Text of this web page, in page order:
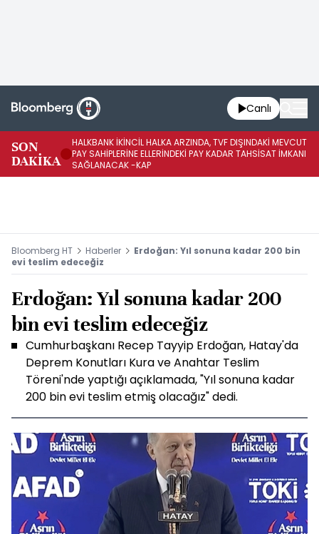
Canlı
SON
DAKİKA
HALKBANK İKİNCİL HALKA ARZINDA, TVF DIŞINDAKİ MEVCUT
PAY SAHİPLERİNE ELLERİNDEKİ PAY KADAR TAHSİSAT İMKANI
SAĞLANACAK -KAP
Bloomberg HT Haberler
Erdoğan: Yıl sonuna kadar 200 bin
evi teslim edeceğiz
Erdoğan: Yıl sonuna kadar 200
bin evi teslim edeceğiz
Cumhurbaşkanı Recep Tayyip Erdoğan, Hatay'da
Deprem Konutları Kura ve Anahtar Teslim
Töreni'nde yaptığı açıklamada, "Yıl sonuna kadar
200 bin evi teslim etmiş olacağız" dedi.